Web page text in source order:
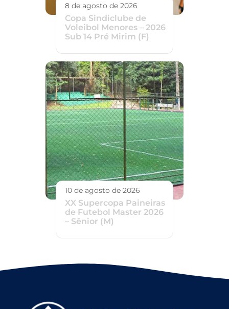
8 de agosto de 2026
Copa Sindiclube de
Voleibol Menores – 2026
Sub 14 Pré Mirim (F)
10 de agosto de 2026
XX Supercopa Paineiras
de Futebol Master 2026
– Sênior (M)